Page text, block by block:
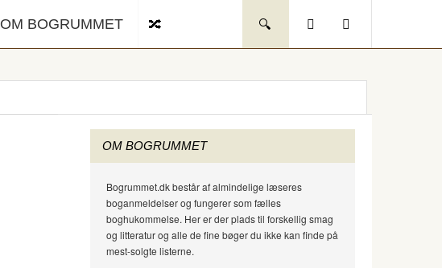
OM BOGRUMMET
OM BOGRUMMET
Bogrummet.dk består af almindelige læseres
boganmeldelser og fungerer som fælles
boghukommelse. Her er der plads til forskellig smag
og litteratur og alle de fine bøger du ikke kan finde på
mest-solgte listerne.